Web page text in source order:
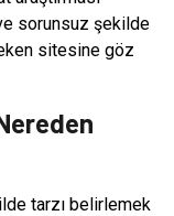
sorunsuz şekilde
sitesine göz
tarzı belirlemek